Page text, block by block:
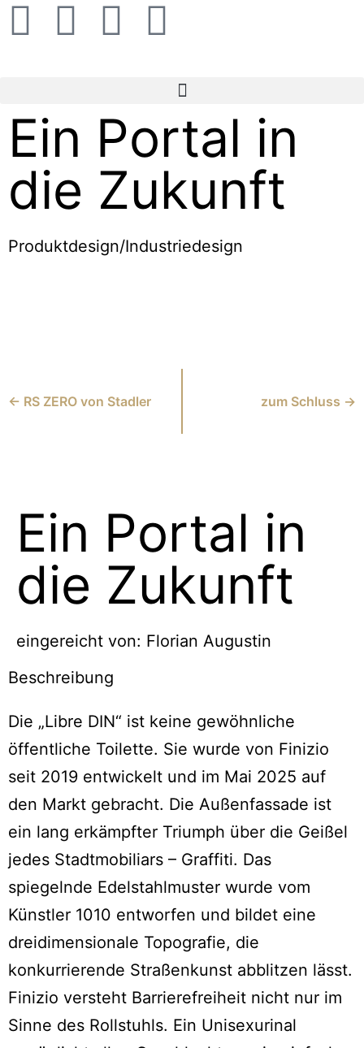
Ein Portal in
die Zukunft
Produktdesign/Industriedesign
← RS ZERO von Stadler zum Schluss →
Ein Portal in
die Zukunft
eingereicht von: Florian Augustin
Beschreibung
Die „Libre DIN“ ist keine gewöhnliche
öffentliche Toilette. Sie wurde von Finizio
seit 2019 entwickelt und im Mai 2025 auf
den Markt gebracht. Die Außenfassade ist
ein lang erkämpfter Triumph über die Geißel
jedes Stadtmobiliars – Graffiti. Das
spiegelnde Edelstahlmuster wurde vom
Künstler 1010 entworfen und bildet eine
dreidimensionale Topografie, die
konkurrierende Straßenkunst abblitzen lässt.
Finizio versteht Barrierefreiheit nicht nur im
Sinne des Rollstuhls. Ein Unisexurinal